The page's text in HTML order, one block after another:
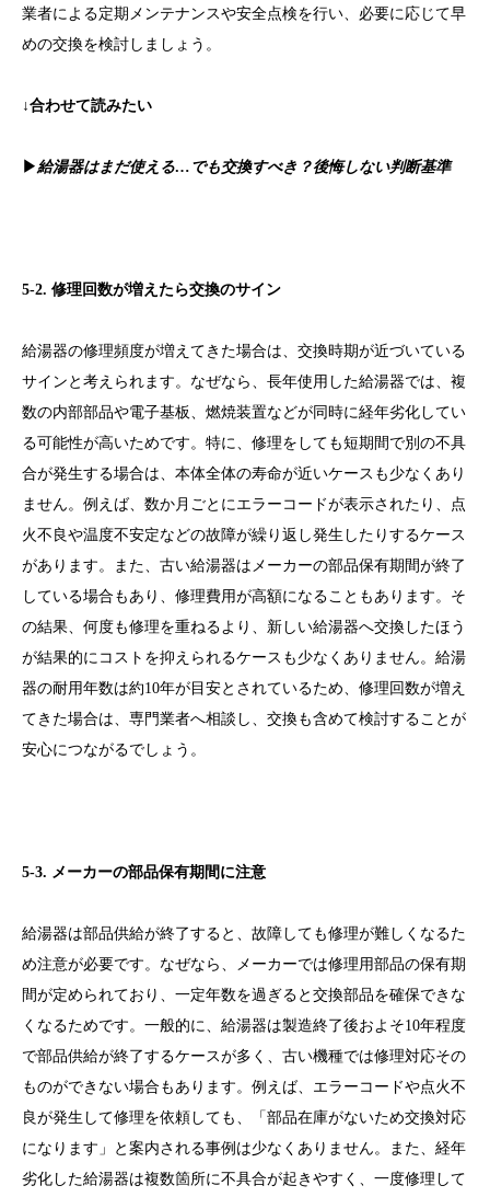
業者による定期メンテナンスや安全点検を行い、必要に応じて早
めの交換を検討しましょう。
↓合わせて読みたい
▶給湯器はまだ使える…でも交換すべき？後悔しない判断基準
5-2. 修理回数が増えたら交換のサイン
給湯器の修理頻度が増えてきた場合は、交換時期が近づいている
サインと考えられます。なぜなら、長年使用した給湯器では、複
数の内部部品や電子基板、燃焼装置などが同時に経年劣化してい
る可能性が高いためです。特に、修理をしても短期間で別の不具
合が発生する場合は、本体全体の寿命が近いケースも少なくあり
ません。例えば、数か月ごとにエラーコードが表示されたり、点
火不良や温度不安定などの故障が繰り返し発生したりするケース
があります。また、古い給湯器はメーカーの部品保有期間が終了
している場合もあり、修理費用が高額になることもあります。そ
の結果、何度も修理を重ねるより、新しい給湯器へ交換したほう
が結果的にコストを抑えられるケースも少なくありません。給湯
器の耐用年数は約10年が目安とされているため、修理回数が増え
てきた場合は、専門業者へ相談し、交換も含めて検討することが
安心につながるでしょう。
5-3. メーカーの部品保有期間に注意
給湯器は部品供給が終了すると、故障しても修理が難しくなるた
め注意が必要です。なぜなら、メーカーでは修理用部品の保有期
間が定められており、一定年数を過ぎると交換部品を確保できな
くなるためです。一般的に、給湯器は製造終了後およそ10年程度
で部品供給が終了するケースが多く、古い機種では修理対応その
ものができない場合もあります。例えば、エラーコードや点火不
良が発生して修理を依頼しても、「部品在庫がないため交換対応
になります」と案内される事例は少なくありません。また、経年
劣化した給湯器は複数箇所に不具合が起きやすく、一度修理して